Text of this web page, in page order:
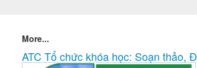
More...
ATC Tổ chức khóa học: Soạn thảo,